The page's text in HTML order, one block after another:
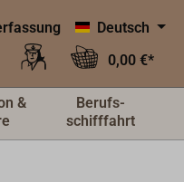
Deutsch
0,00 €*
&
Berufs-
schifffahrt